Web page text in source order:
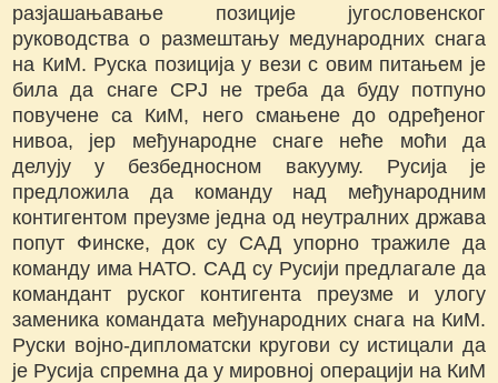
разјашањавање позиције југословенског
руководства о размештању медународних снага
на КиМ. Руска позиција у вези с овим питањем је
била да снаге СРЈ не треба да буду потпуно
повучене са КиМ, него смањене до одређеног
нивоа, јер међународне снаге неће моћи да
делују у безбедносном вакууму. Русија је
предложила да команду над међународним
контигентом преузме једна од неутралних држава
попут Финске, док су САД упорно тражиле да
команду има НАТО. САД су Русији предлагале да
командант руског контигента преузме и улогу
заменика командата међународних снага на КиМ.
Руски војно-дипломатски кругови су истицали да
је Русија спремна да у мировној операцији на КиМ